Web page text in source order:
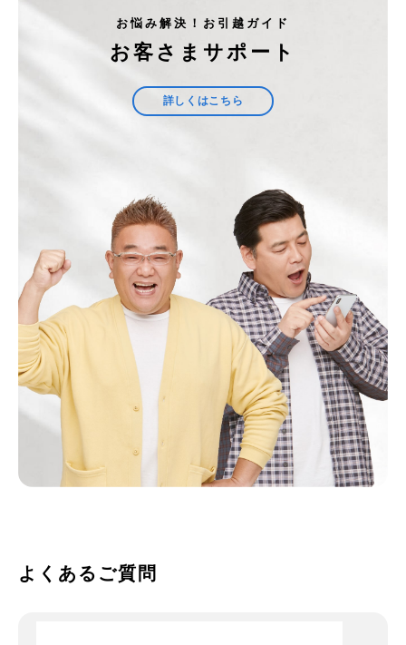
お悩み解決！お引越ガイド
お客さまサポート
詳しくはこちら
よくあるご質問